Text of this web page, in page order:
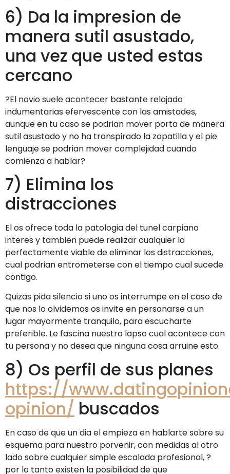
6) Da la impresion de
manera sutil asustado,
una vez que usted estas
cercano
?El novio suele acontecer bastante relajado
indumentarias efervescente con las amistades,
aunque en tu caso se podri­an mover porta de manera
sutil asustado y no ha transpirado la zapatilla y el pie
lenguaje se podri­an mover complejidad cuando
comienza a hablar?
7) Elimina los
distracciones
El os ofrece toda la patologi­a del tunel carpiano
interes y tambien puede realizar cualquier lo
perfectamente viable de eliminar los distracciones,
cual podrian entrometerse con el tiempo cual sucede
contigo.
Quizas pida silencio si uno os interrumpe en el caso de
que nos lo olvidemos os invite en personarse a un
lugar mayormente tranquilo, para escucharte
preferible. Le fascina nuestro lapso cual acontece con
tu persona y no desea que ninguna cosa arruine esto.
8) Os perfil de sus planes
https://
opinion/ buscados
En caso de que un dia el empieza en hablarte sobre su
esquema para nuestro porvenir, con medidas al otro
lado sobre cualquier simple escalada profesional, ?
por lo tanto existen la posibilidad de que